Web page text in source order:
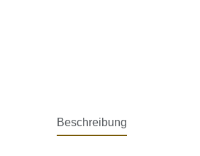
Beschreibung